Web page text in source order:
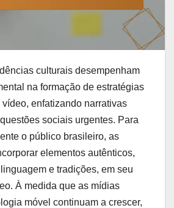
culturais desempenham
na formação de estratégias
enfatizando narrativas
sociais urgentes. Para
o público brasileiro, as
elementos autênticos,
e tradições, em seu
À medida que as mídias
móvel continuam a crescer,